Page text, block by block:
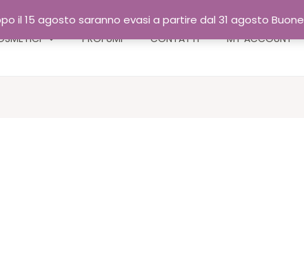
il 15 agosto saranno evasi a partire dal 31 agosto
PROFUMI CONTATTI MY ACCOUNT